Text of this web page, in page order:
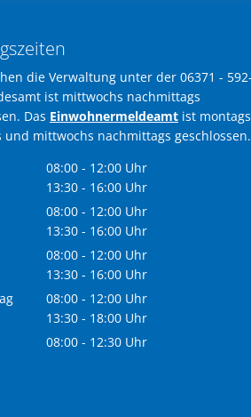
die Verwaltung unter der 06371 -
ist mittwochs nachmittags
Das Einwohnermeldeamt ist
und mittwochs nachmittags geschlossen.
08:00 - 12:00 Uhr
Von 08:00 bis 12:00 Uhr
13:30 - 16:00 Uhr
Von 13:30 bis 16:00 Uhr
08:00 - 12:00 Uhr
Von 08:00 bis 12:00 Uhr
13:30 - 16:00 Uhr
Von 13:30 bis 16:00 Uhr
08:00 - 12:00 Uhr
Von 08:00 bis 12:00 Uhr
13:30 - 16:00 Uhr
Von 13:30 bis 16:00 Uhr
08:00 - 12:00 Uhr
Von 08:00 bis 12:00 Uhr
13:30 - 18:00 Uhr
Von 13:30 bis 18:00 Uhr
08:00 - 12:30 Uhr